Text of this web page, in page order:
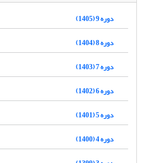
دوره 9 (1405)
دوره 8 (1404)
دوره 7 (1403)
دوره 6 (1402)
دوره 5 (1401)
دوره 4 (1400)